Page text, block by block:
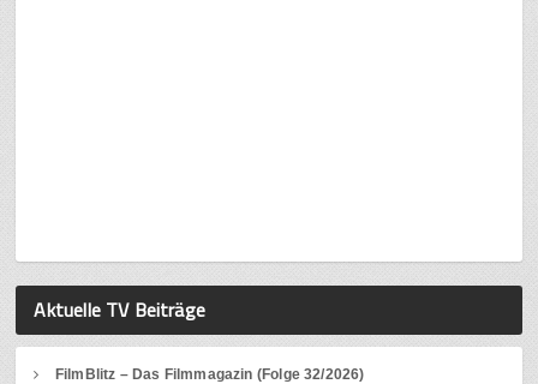
Aktuelle TV Beiträge
FilmBlitz – Das Filmmagazin (Folge 32/2026)